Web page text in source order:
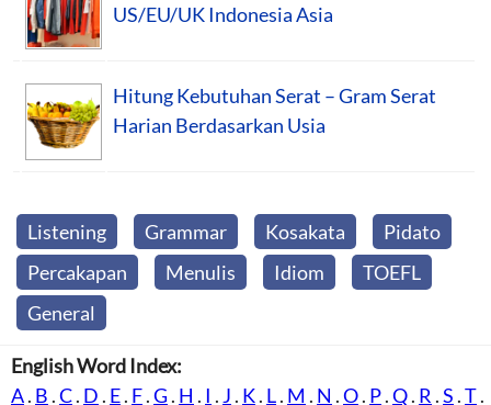
US/EU/UK Indonesia Asia
Hitung Kebutuhan Serat – Gram Serat
Harian Berdasarkan Usia
Listening Grammar Kosakata
Pidato
Percakapan
Menulis Idiom
TOEFL
General
English Word Index:
A. B .C. D . E. F.G. H . I . J . K. L. M . N .O. P.Q. R .S .T.